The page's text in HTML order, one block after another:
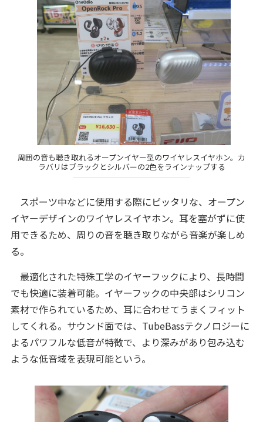
周囲の音も聴き取れるオープンイヤー型のワイヤレスイヤホン。カ
ラバリはブラックとシルバーの2色をラインナップする
スポーツ中などに使用する際にピッタリな、オープン
イヤーデザインのワイヤレスイヤホン。耳を塞がずに使
用できるため、周りの音を聴き取りながら音楽が楽しめ
る。
最適化された特殊工学のイヤーフックにより、長時間
でも快適に装着可能。イヤーフックの中央部はシリコン
素材で作られているため、耳に合わせてうまくフィット
してくれる。サウンド面では、TubeBassテクノロジーに
よるパワフルな低音が特徴で、より深みがあり包み込む
ような低音域を表現可能という。